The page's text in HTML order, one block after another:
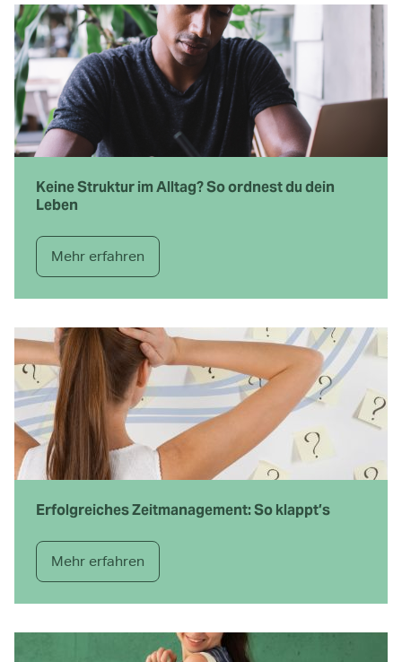
Keine Struktur im Alltag? So ordnest du dein
Leben
Mehr erfahren
Erfolgreiches Zeitmanagement: So klappt’s
Mehr erfahren